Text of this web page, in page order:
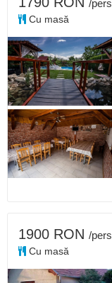
/pers
Cu masă
1900 RON /pers
Cu masă